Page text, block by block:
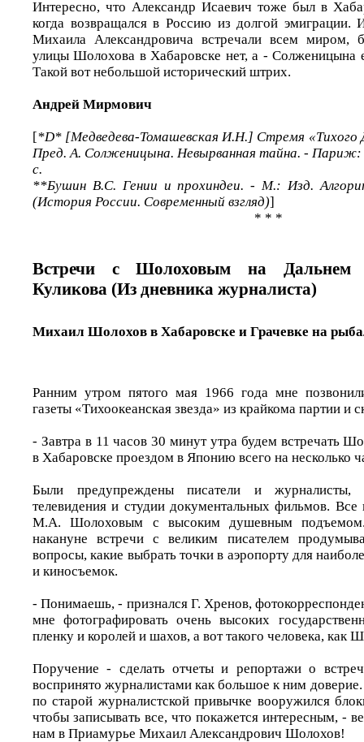
Интересно, что Александр Исаевич тоже был в
когда возвращался в Россию из долгой эмиграции.
Михаила Александровича встречали всем миром,
улицы Шолохова в Хабаровске нет, а - Солженицына
Такой вот небольшой исторический штрих.
Андрей Мирмович
[*D* [Медведева-Томашевская И.Н.] Стремя «Тихого
Пред. А. Солженицына. Невырванная тайна. - Париж:
с.
**Бушин В.С. Гении и прохиндеи. - М.: Изд.
(История России. Современный взгляд)]
* * *
Встречи с Шолоховым на Дальнем
Куликова (Из дневника журналиста)
Михаил Шолохов в Хабаровске и Грачевке на
Ранним утром пятого мая 1966 года мне
газеты «Тихоокеанская звезда» из крайкома партии и
- Завтра в 11 часов 30 минут утра будем встречать
в Хабаровске проездом в Японию всего на несколько
Были предупреждены писатели и журналисты,
телевидения и студии документальных фильмов. Все
М.А. Шолоховым с высоким душевным
накануне встречи с великим писателем
вопросы, какие выбрать точки в аэропорту для
и киносъемок.
- Понимаешь, - признался Г. Хренов,
мне фотографировать очень высоких
пленку и королей и шахов, а вот такого человека, как
Поручение - сделать отчеты и репортажи о
воспринято журналистами как большое к ним доверие.
по старой журналистской привычке вооружился
чтобы записывать все, что покажется интересным, -
нам в Приамурье Михаил Александрович Шолохов!